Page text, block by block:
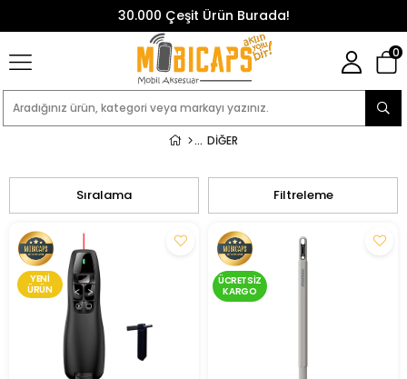
30.000 Çeşit Ürün Burada!
0
DİĞER
Filtreleme
Sıralama
YENI
ÜRÜN
ÜCRETSIZ
KARGO